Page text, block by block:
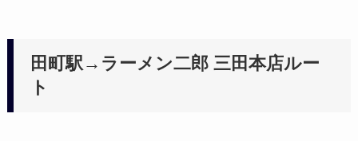
田町駅→ラーメン二郎 三田本店ルー
ト